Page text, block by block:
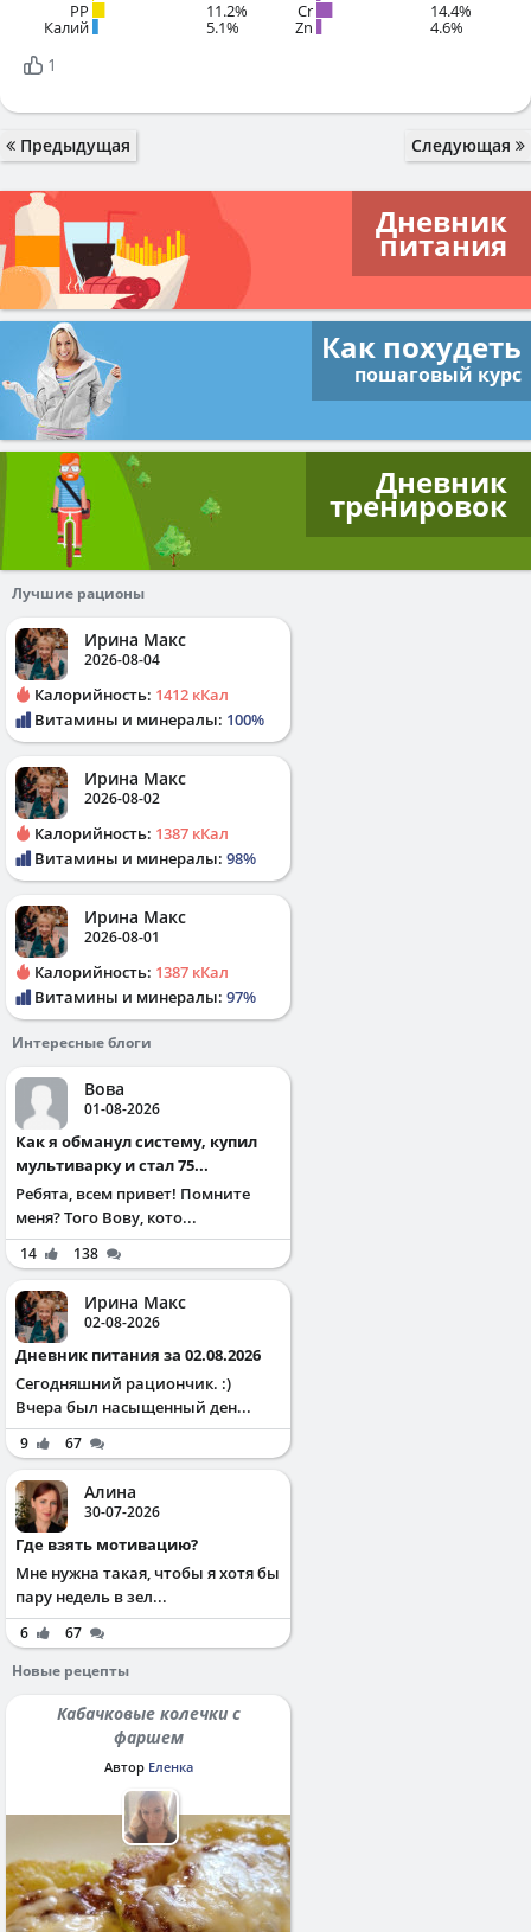
PP 11.2%
Калий 5.1%
Cr 14.4%
Zn 4.6%
1
Предыдущая Следующая
Дневник
питания
Как похудеть
пошаговый курс
Дневник
тренировок
Лучшие рационы
Ирина Макс
2026-08-04
Калорийность: 1412 кКал
Витамины и минералы: 100%
Ирина Макс
2026-08-02
Калорийность: 1387 кКал
Витамины и минералы: 98%
Ирина Макс
2026-08-01
Калорийность: 1387 кКал
Витамины и минералы: 97%
Интересные блоги
Вова
01-08-2026
Как я обманул систему, купил
мультиварку и стал 75...
Ребята, всем привет! Помните
меня? Того Вову, кото...
14 138
Ирина Макс
02-08-2026
Дневник питания за 02.08.2026
Сегодняшний рациончик. :)
Вчера был насыщенный ден...
9 67
Алина
30-07-2026
Где взять мотивацию?
Мне нужна такая, чтобы я хотя бы
пару недель в зел...
6
67
Новые рецепты
Кабачковые колечки с
фаршем
Автор Еленка